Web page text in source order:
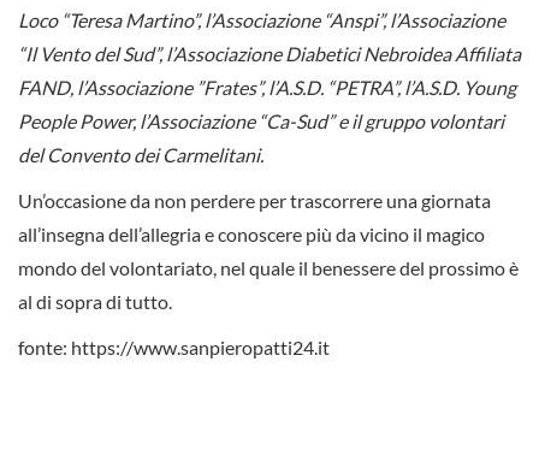
Loco “Teresa Martino”, l’Associazione “Anspi”, l’Associazione
“Il Vento del Sud”, l’Associazione Diabetici Nebroidea Affiliata
FAND, l’Associazione ”Frates”, l’A.S.D. “PETRA”, l’A.S.D. Young
People Power, l’Associazione “Ca-Sud” e il gruppo volontari
del Convento dei Carmelitani.
Un’occasione da non perdere per trascorrere una giornata
all’insegna dell’allegria e conoscere più da vicino il magico
mondo del volontariato, nel quale il benessere del prossimo è
al di sopra di tutto.
fonte: https://www.sanpieropatti24.it